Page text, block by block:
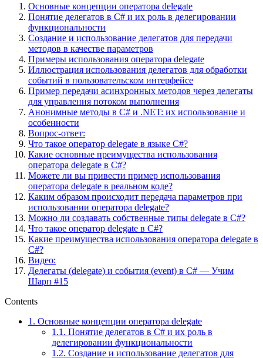
Основные концепции оператора delegate
Понятие делегатов в C# и их роль в делегировании
функциональности
Создание и использование делегатов для передачи
методов в качестве параметров
Примеры использования оператора delegate
Иллюстрация использования делегатов для обработки
событий в пользовательском интерфейсе
Пример передачи асинхронных методов через делегаты
для управления потоком выполнения
Анонимные методы в C# и .NET: их использование и
особенности
Вопрос-ответ:
Что такое оператор delegate в языке C#?
Какие основные преимущества использования
оператора delegate в C#?
Можете ли вы привести пример использования
оператора delegate в реальном коде?
Каким образом происходит передача параметров при
использовании оператора delegate?
Можно ли создавать собственные типы delegate в C#?
Что такое оператор delegate в C#?
Какие преимущества использования оператора delegate в
C#?
Видео:
Делегаты (delegate) и события (event) в C# — Учим
Шарп #15
Contents
1. Основные концепции оператора delegate
1.1. Понятие делегатов в C# и их роль в
делегировании функциональности
1.2. Создание и использование делегатов для